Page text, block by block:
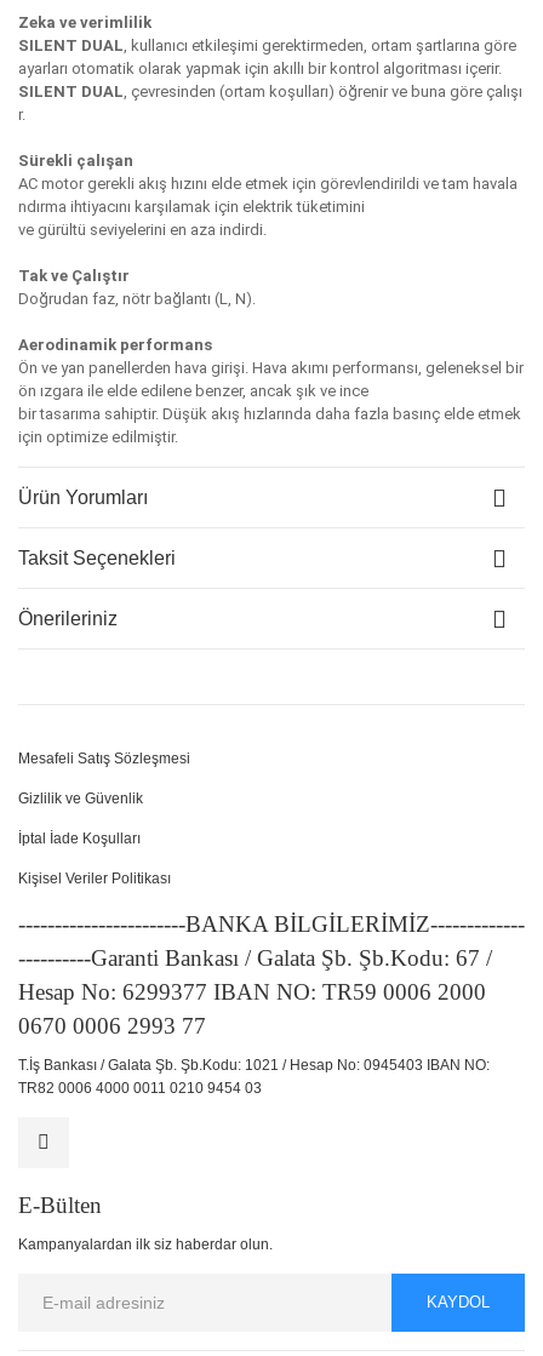
Zeka ve verimlilik
SILENT DUAL, kullanıcı etkileşimi gerektirmeden, ortam şartlarına göre
ayarları otomatik olarak yapmak için akıllı bir kontrol algoritması içerir.
SILENT DUAL, çevresinden (ortam koşulları) öğrenir ve buna göre çalışı
r.
Sürekli çalışan
AC motor gerekli akış hızını elde etmek için görevlendirildi ve tam havala
ndırma ihtiyacını karşılamak için elektrik tüketimini
ve gürültü seviyelerini en aza indirdi.
Tak ve Çalıştır
Doğrudan faz, nötr bağlantı (L, N).
Aerodinamik performans
Ön ve yan panellerden hava girişi. Hava akımı performansı, geleneksel bir
ön ızgara ile elde edilene benzer, ancak şık ve ince
bir tasarıma sahiptir. Düşük akış hızlarında daha fazla basınç elde etmek
için optimize edilmiştir.
Ürün Yorumları
Taksit Seçenekleri
Önerileriniz
Mesafeli Satış Sözleşmesi
Gizlilik ve Güvenlik
İptal İade Koşulları
Kişisel Veriler Politikası
-----------------------BANKA BİLGİLERİMİZ-------------
----------Garanti Bankası / Galata Şb. Şb.Kodu: 67 /
Hesap No: 6299377 IBAN NO: TR59 0006 2000
0670 0006 2993 77
T.İş Bankası / Galata Şb. Şb.Kodu: 1021 / Hesap No: 0945403 IBAN NO:
TR82 0006 4000 0011 0210 9454 03
E-Bülten
Kampanyalardan ilk siz haberdar olun.
KAYDOL